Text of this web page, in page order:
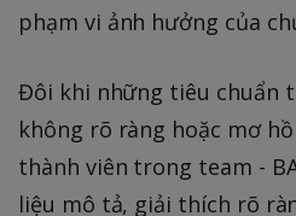
phạm vi ảnh hưởng của
Đôi khi những tiêu chuẩn
không rõ ràng hoặc mơ
thành viên trong team -
liệu mô tả, giải thích rõ